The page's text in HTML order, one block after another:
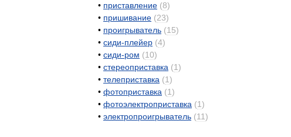
• приставление (8)
• пришивание (23)
• проигрыватель (15)
• сиди-плейер (4)
• сиди-ром (10)
• стереоприставка (1)
• телеприставка (1)
• фотоприставка (1)
• фотоэлектроприставка (1)
• электропроигрыватель (11)